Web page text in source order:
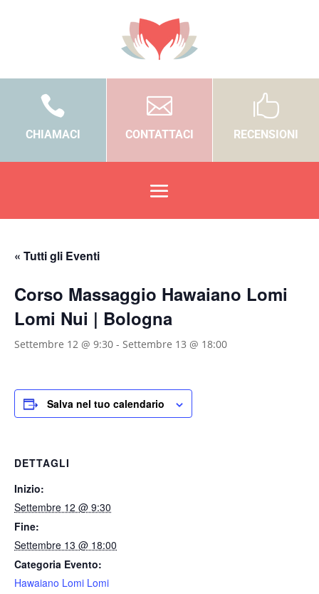

CHIAMACI

CONTATTACI

RECENSIONI
« Tutti gli Eventi
Corso Massaggio Hawaiano Lomi
Lomi Nui | Bologna
Settembre 12 @ 9:30 - Settembre 13 @ 18:00
Salva nel tuo calendario
DETTAGLI
Inizio:
Settembre 12 @ 9:30
Fine:
Settembre 13 @ 18:00
Categoria Evento:
Hawaiano Lomi Lomi